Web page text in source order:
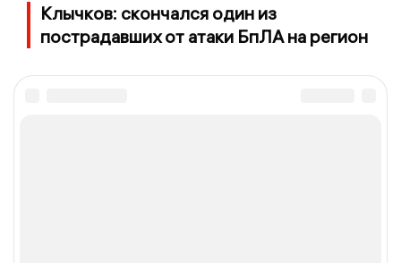
Клычков: скончался один из
пострадавших от атаки БпЛА на регион